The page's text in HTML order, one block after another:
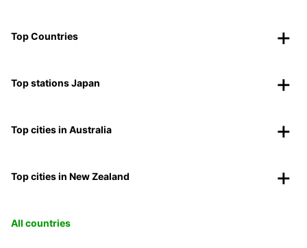
Top Countries
Top stations Japan
Top cities in Australia
Top cities in New Zealand
All countries